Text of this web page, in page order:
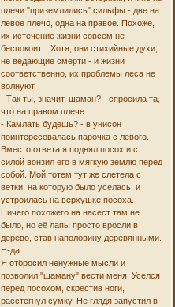
плечи "приземлились" сильфы - две на
левое плечо, одна на правое. Похоже,
их истечение жизни совсем не
беспокоит... Хотя, они стихийные духи,
не ведающие смерти - и жизни
соответственно, их проблемы леса не
волнуют.
- Так ты, значит, шаман? - спросила та,
что на правом плече.
- Камлать будешь? - в унисон
поинтересовалась парочка с левого.
Вместо ответа я поднял посох и с
силой вонзил его в мягкую землю перед
собой. Мой тотем тут же слетела с
ветки, на которую было уселась, и
устроилась на верхушке посоха.
Ничего похожего на насест там не
было, но её лапы просто вросли в
дерево, став наполовину деревянными.
Н-да...
Я отбросил ненужные мысли и
позволил "шаману" вести меня. Уселся
перед посохом, скрестив ноги,
расстегнул сумку. Не глядя запустил в